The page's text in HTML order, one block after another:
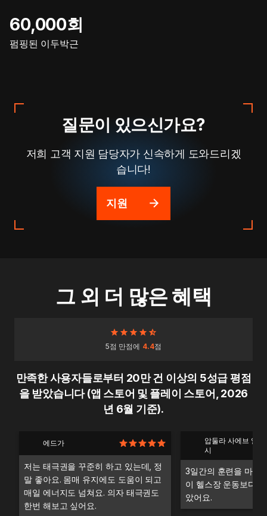
60,000회
펌핑된 이두박근
질문이 있으신가요?
저희 고객 지원 담당자가 신속하게 도와드리겠
습니다!
지원
그 외 더 많은 혜택
5점 만점에 4.4점
만족한 사용자들로부터 20만 건 이상의 5성급 평점
을 받았습니다 (앱 스토어 및 플레이 스토어, 2026
년 6월 기준).
에드가
저는 태극권을 꾸준히 하고 있는데, 정
말 좋아요. 몸매 유지에도 도움이 되고
매일 에너지도 넘쳐요. 의자 태극권도
한번 해보고 싶어요.
압둘라 사에브 알
시
3일간의 훈련을 마치
이 헬스장 운동보다
았어요.